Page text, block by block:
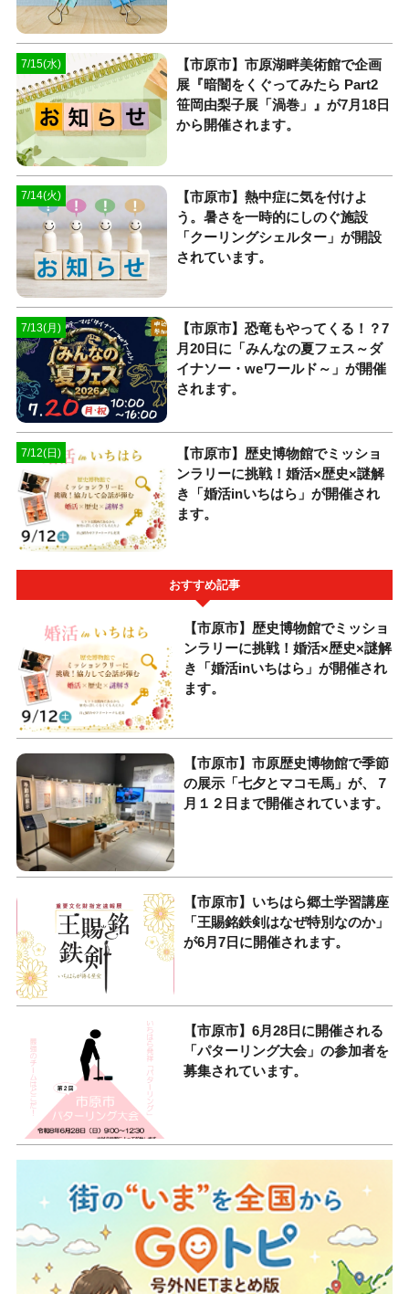
7/15(水)
【市原市】市原湖畔美術館で企画
展『暗闇をくぐってみたら Part2
笹岡由梨子展「渦巻」』が7月18日
から開催されます。
7/14(火)
【市原市】熱中症に気を付けよ
う。暑さを一時的にしのぐ施設
「クーリングシェルター」が開設
されています。
7/13(月)
【市原市】恐竜もやってくる！？7
月20日に「みんなの夏フェス～ダ
イナソー・weワールド～」が開催
されます。
7/12(日)
【市原市】歴史博物館でミッショ
ンラリーに挑戦！婚活×歴史×謎解
き「婚活inいちはら」が開催され
ます。
おすすめ記事
【市原市】歴史博物館でミッショ
ンラリーに挑戦！婚活×歴史×謎解
き「婚活inいちはら」が開催され
ます。
【市原市】市原歴史博物館で季節
の展示「七夕とマコモ馬」が、７
月１２日まで開催されています。
【市原市】いちはら郷土学習講座
「王賜銘鉄剣はなぜ特別なのか」
が6月7日に開催されます。
【市原市】6月28日に開催される
「パターリング大会」の参加者を
募集されています。